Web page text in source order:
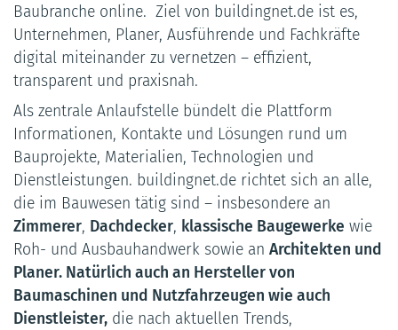
Baubranche online. Ziel von buildingnet.de ist es,
Unternehmen, Planer, Ausführende und Fachkräfte
digital miteinander zu vernetzen – effizient,
transparent und praxisnah.
Als zentrale Anlaufstelle bündelt die Plattform
Informationen, Kontakte und Lösungen rund um
Bauprojekte, Materialien, Technologien und
Dienstleistungen. buildingnet.de richtet sich an alle,
die im Bauwesen tätig sind – insbesondere an
Zimmerer, Dachdecker, klassische Baugewerke wie
Roh- und Ausbauhandwerk sowie an Architekten und
Planer. Natürlich auch an Hersteller von
Baumaschinen und Nutzfahrzeugen wie auch
Dienstleister, die nach aktuellen Trends,